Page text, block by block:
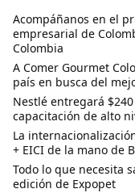
Acompáñanos en el
empresarial de
Colombia
A Comer Gourmet
país en busca del
Nestlé entregará
capacitación de alto
La
+ EICI de la mano de
Todo lo que necesita
edición de Expopet